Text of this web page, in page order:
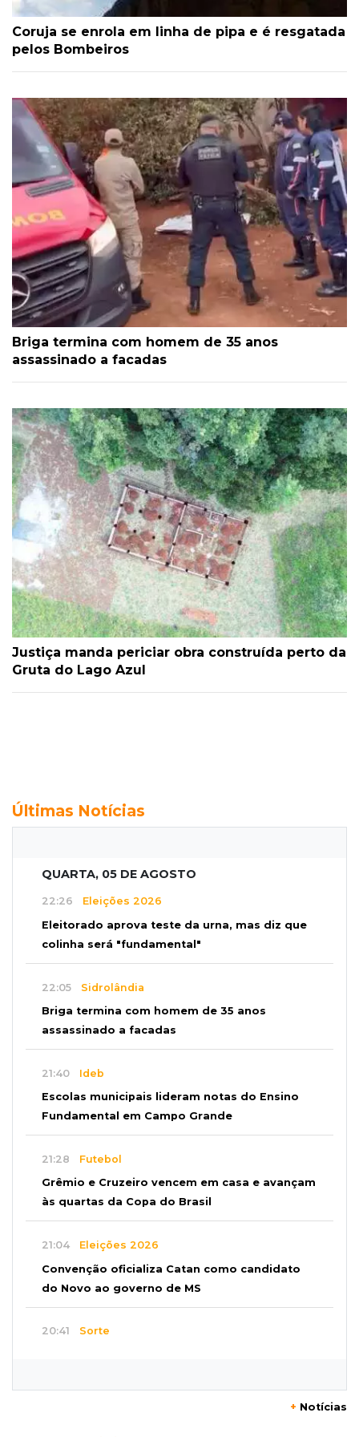
Coruja se enrola em linha de pipa e é resgatada
pelos Bombeiros
Briga termina com homem de 35 anos
assassinado a facadas
Justiça manda periciar obra construída perto da
Gruta do Lago Azul
Últimas Notícias
QUARTA, 05 DE AGOSTO
22:26 Eleições 2026
Eleitorado aprova teste da urna, mas diz que
colinha será "fundamental"
22:05 Sidrolândia
Briga termina com homem de 35 anos
assassinado a facadas
21:40 Ideb
Escolas municipais lideram notas do Ensino
Fundamental em Campo Grande
21:28 Futebol
Grêmio e Cruzeiro vencem em casa e avançam
às quartas da Copa do Brasil
21:04 Eleições 2026
Convenção oficializa Catan como candidato
do Novo ao governo de MS
20:41 Sorte
+ Notícias